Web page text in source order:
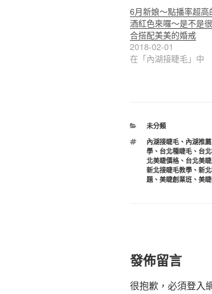
6月新娘～點播率超高
酒紅色來囉～是不是
合搭配美美的婚戒
2018-02-01
在「內湖接睫毛」中
分
未分類
標
籤
內湖接睫毛、 內湖推
學、 台北種睫毛、 台
北美睫價格、 台北美
新北接睫毛教學、 新
題、 美睫創業班、 美
發佈留言
很抱歉，必須登入